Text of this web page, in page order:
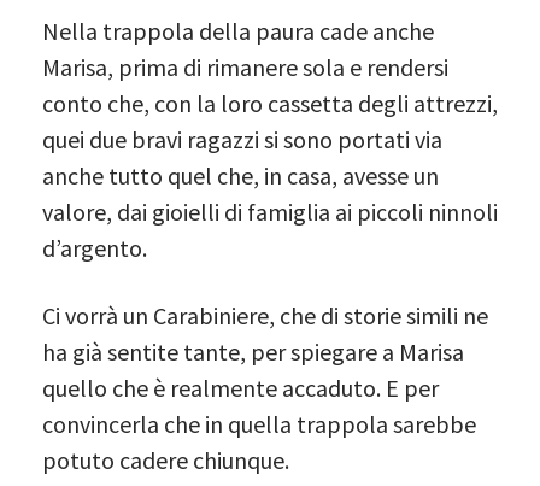
Nella trappola della paura cade anche
Marisa, prima di rimanere sola e rendersi
conto che, con la loro cassetta degli attrezzi,
quei due bravi ragazzi si sono portati via
anche tutto quel che, in casa, avesse un
valore, dai gioielli di famiglia ai piccoli ninnoli
d’argento.
Ci vorrà un Carabiniere, che di storie simili ne
ha già sentite tante, per spiegare a Marisa
quello che è realmente accaduto. E per
convincerla che in quella trappola sarebbe
potuto cadere chiunque.